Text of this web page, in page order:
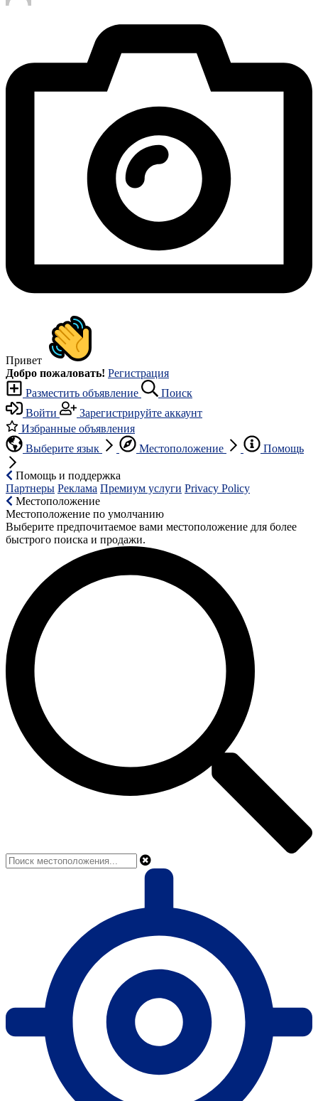
Привет
Добро пожаловать! Регистрация
Разместить объявление
Поиск
Войти
Зарегистрируйте аккаунт
Избранные объявления
Выберите язык
Местоположение Помощь
Помощь и поддержка
Партнеры Реклама Премиум услуги Privacy Policy
Местоположение
Местоположение по умолчанию
Выберите предпочитаемое вами местоположение для более
быстрого поиска и продажи.